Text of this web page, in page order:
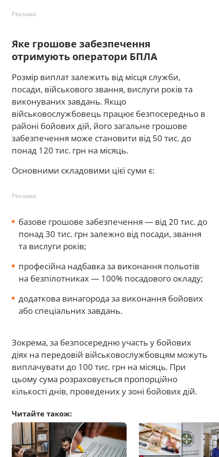
Реклама
Яке грошове забезпечення
отримують оператори БПЛА
Розмір виплат залежить від місця служби,
посади, військового звання, вислуги років та
виконуваних завдань. Якщо
військовослужбовець працює безпосередньо в
районі бойових дій, його загальне грошове
забезпечення може становити від 50 тис. до
понад 120 тис. грн на місяць.
Основними складовими цієї суми є:
Реклама
базове грошове забезпечення — від 20 тис. до
понад 30 тис. грн залежно від посади, звання
та вислуги років;
професійна надбавка за виконання польотів
на безпілотниках — 100% посадового окладу;
додаткова винагорода за виконання бойових
або спеціальних завдань.
Зокрема, за безпосередню участь у бойових
діях на передовій військовослужбовцям можуть
виплачувати до 100 тис. грн на місяць. При
цьому сума розраховується пропорційно
кількості днів, проведених у зоні бойових дій.
Читайте також: